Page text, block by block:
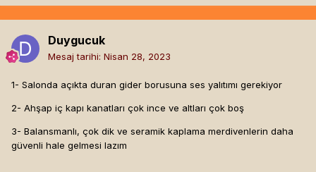
Duygucuk
Mesaj tarihi: Nisan 28, 2023
1- Salonda açıkta duran gider borusuna ses yalıtımı gerekiyor
2- Ahşap iç kapı kanatları çok ince ve altları çok boş
3- Balansmanlı, çok dik ve seramik kaplama merdivenlerin daha
güvenli hale gelmesi lazım